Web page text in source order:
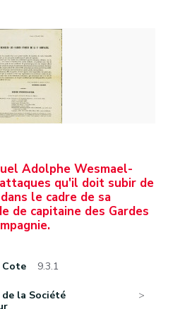
Adolphe Wesmael-
qu'il doit subir de
le cadre de sa
de capitaine des Gardes
Cote 9.3.1
la Société